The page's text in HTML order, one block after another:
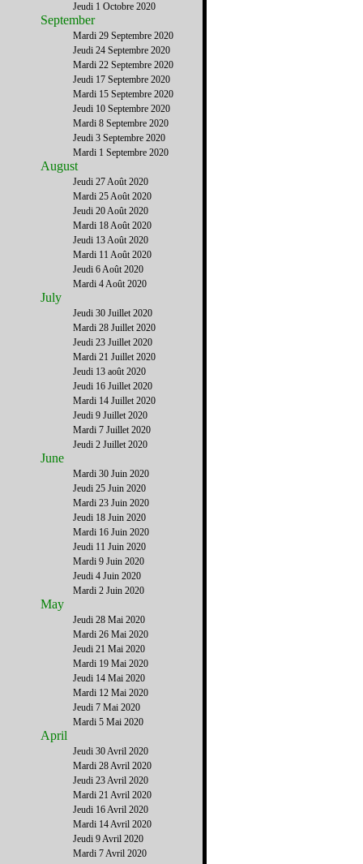
Jeudi 1 Octobre 2020
September
Mardi 29 Septembre 2020
Jeudi 24 Septembre 2020
Mardi 22 Septembre 2020
Jeudi 17 Septembre 2020
Mardi 15 Septembre 2020
Jeudi 10 Septembre 2020
Mardi 8 Septembre 2020
Jeudi 3 Septembre 2020
Mardi 1 Septembre 2020
August
Jeudi 27 Août 2020
Mardi 25 Août 2020
Jeudi 20 Août 2020
Mardi 18 Août 2020
Jeudi 13 Août 2020
Mardi 11 Août 2020
Jeudi 6 Août 2020
Mardi 4 Août 2020
July
Jeudi 30 Juillet 2020
Mardi 28 Juillet 2020
Jeudi 23 Juillet 2020
Mardi 21 Juillet 2020
Jeudi 13 août 2020
Jeudi 16 Juillet 2020
Mardi 14 Juillet 2020
Jeudi 9 Juillet 2020
Mardi 7 Juillet 2020
Jeudi 2 Juillet 2020
June
Mardi 30 Juin 2020
Jeudi 25 Juin 2020
Mardi 23 Juin 2020
Jeudi 18 Juin 2020
Mardi 16 Juin 2020
Jeudi 11 Juin 2020
Mardi 9 Juin 2020
Jeudi 4 Juin 2020
Mardi 2 Juin 2020
May
Jeudi 28 Mai 2020
Mardi 26 Mai 2020
Jeudi 21 Mai 2020
Mardi 19 Mai 2020
Jeudi 14 Mai 2020
Mardi 12 Mai 2020
Jeudi 7 Mai 2020
Mardi 5 Mai 2020
April
Jeudi 30 Avril 2020
Mardi 28 Avril 2020
Jeudi 23 Avril 2020
Mardi 21 Avril 2020
Jeudi 16 Avril 2020
Mardi 14 Avril 2020
Jeudi 9 Avril 2020
Mardi 7 Avril 2020